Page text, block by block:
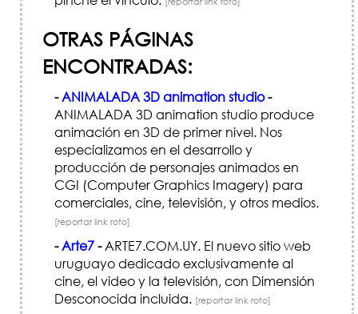
OTRAS PÁGINAS
ENCONTRADAS:
-ANIMALADA 3D animation studio-
ANIMALADA 3D animation studio produce
animación en 3D de primer nivel. Nos
especializamos en el desarrollo y
producción de personajes animados en
CGI (Computer Graphics Imagery) para
comerciales, cine, televisión, y otros medios.
[reportar link roto]
-Arte7-ARTE7.COM.UY. El nuevo sitio web
uruguayo dedicado exclusivamente al
cine, el video y la televisión, con Dimensión
Desconocida incluida. [reportar link roto]